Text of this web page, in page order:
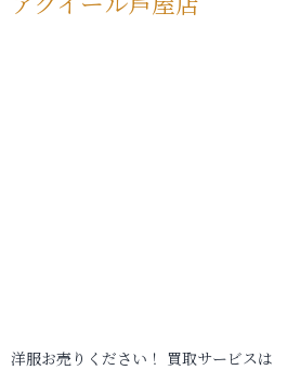
洋服お売りください！ 買取サービスは